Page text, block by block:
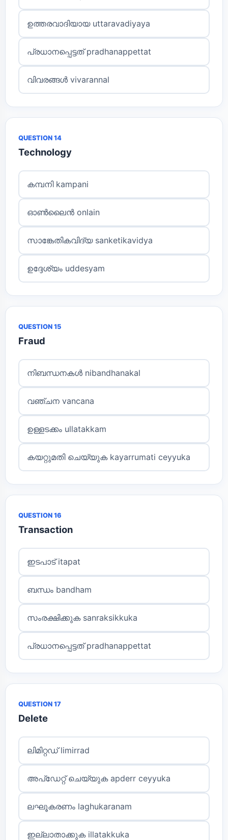
ഉത്തരവാദിയായ uttaravadiyaya
പ്രധാനപ്പെട്ടത് pradhanappettat
വിവരങ്ങൾ vivarannal
QUESTION 14
Technology
കമ്പനി kampani
ഓൺലൈൻ onlain
സാങ്കേതികവിദ്യ sanketikavidya
ഉദ്ദേശ്യം uddesyam
QUESTION 15
Fraud
നിബന്ധനകൾ nibandhanakal
വഞ്ചന vancana
ഉള്ളടക്കം ullatakkam
കയറ്റുമതി ചെയ്യുക kayarrumati ceyyuka
QUESTION 16
Transaction
ഇടപാട് itapat
ബന്ധം bandham
സംരക്ഷിക്കുക sanraksikkuka
പ്രധാനപ്പെട്ടത് pradhanappettat
QUESTION 17
Delete
ലിമിറ്റഡ് limirrad
അപ്ഡേറ്റ് ചെയ്യുക apderr ceyyuka
ലഘൂകരണം laghukaranam
ഇല്ലാതാക്കുക illatakkuka